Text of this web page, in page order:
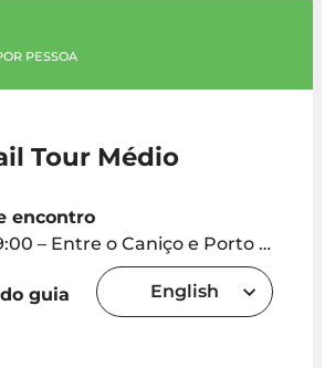
PESSOA
Tour Médio
encontro
e Porto Moniz (via Ribeira Brava) – Fora deste eixo: pickup 10€
guia English